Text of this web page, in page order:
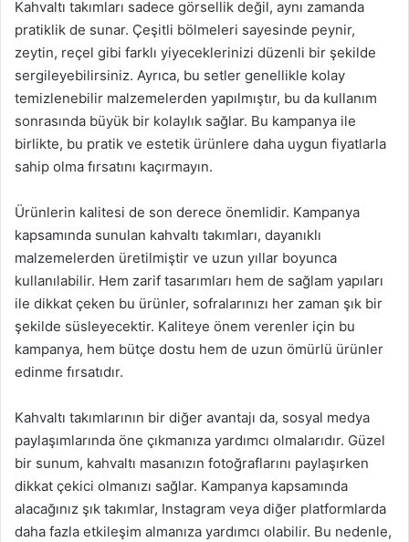
Kahvaltı takımları sadece görsellik değil, aynı zamanda
pratiklik de sunar. Çeşitli bölmeleri sayesinde peynir,
zeytin, reçel gibi farklı yiyeceklerinizi düzenli bir şekilde
sergileyebilirsiniz. Ayrıca, bu setler genellikle kolay
temizlenebilir malzemelerden yapılmıştır, bu da kullanım
sonrasında büyük bir kolaylık sağlar. Bu kampanya ile
birlikte, bu pratik ve estetik ürünlere daha uygun fiyatlarla
sahip olma fırsatını kaçırmayın.
Ürünlerin kalitesi de son derece önemlidir. Kampanya
kapsamında sunulan kahvaltı takımları, dayanıklı
malzemelerden üretilmiştir ve uzun yıllar boyunca
kullanılabilir. Hem zarif tasarımları hem de sağlam yapıları
ile dikkat çeken bu ürünler, sofralarınızı her zaman şık bir
şekilde süsleyecektir. Kaliteye önem verenler için bu
kampanya, hem bütçe dostu hem de uzun ömürlü ürünler
edinme fırsatıdır.
Kahvaltı takımlarının bir diğer avantajı da, sosyal medya
paylaşımlarında öne çıkmanıza yardımcı olmalarıdır. Güzel
bir sunum, kahvaltı masanızın fotoğraflarını paylaşırken
dikkat çekici olmanızı sağlar. Kampanya kapsamında
alacağınız şık takımlar, Instagram veya diğer platformlarda
daha fazla etkileşim almanıza yardımcı olabilir. Bu nedenle,